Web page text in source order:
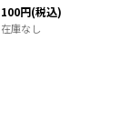
100円(税込)
在庫なし